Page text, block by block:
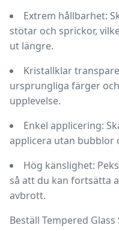
Extrem hållbarhet:
stötar och sprickor,
ut längre.
Kristallklar
ursprungliga färger
upplevelse.
Enkel applicering:
applicera utan bubblor
Hög känslighet:
så att du kan fortsätta
avbrott.
Beställ Tempered